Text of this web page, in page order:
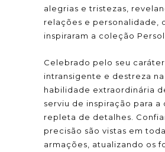
alegrias e tristezas,
relações e personalidade,
inspiraram a coleção Persol.
Celebrado pelo seu caráter
intransigente e destreza na
habilidade extraordinária
serviu de inspiração para a
repleta de detalhes.
precisão são vistas em
armações, atualizando os